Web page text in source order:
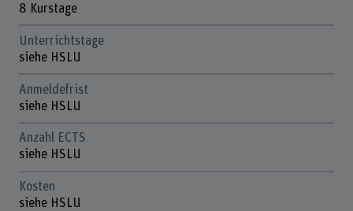
8 Kurstage
Unterrichtstage
siehe HSLU
Anmeldefrist
siehe HSLU
Anzahl ECTS
siehe HSLU
Kosten
siehe HSLU